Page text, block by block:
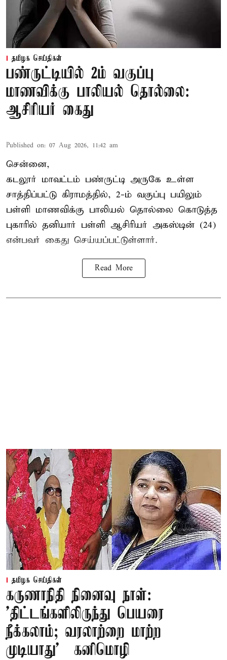
தமிழக செய்திகள்
பண்ருட்டியில் 2ம் வகுப்பு
மாணவிக்கு பாலியல் தொல்லை:
ஆசிரியர் கைது
Published on: 07 Aug 2026, 11:42 am
சென்னை,
கடலூர் மாவட்டம் பண்ருட்டி அருகே உள்ள
சாத்திப்பட்டு கிராமத்தில், 2-ம் வகுப்பு பயிலும்
பள்ளி மாணவிக்கு பாலியல் தொல்லை கொடுத்த
புகாரில் தனியார் பள்ளி ஆசிரியர் அகஸ்டின் (24)
என்பவர் கைது செய்யப்பட்டுள்ளார்.
Read More
தமிழக செய்திகள்
கருணாநிதி நினைவு நாள்:
'திட்டங்களிலிருந்து பெயரை
நீக்கலாம்; வரலாற்றை மாற்ற
முடியாது' – கனிமொழி